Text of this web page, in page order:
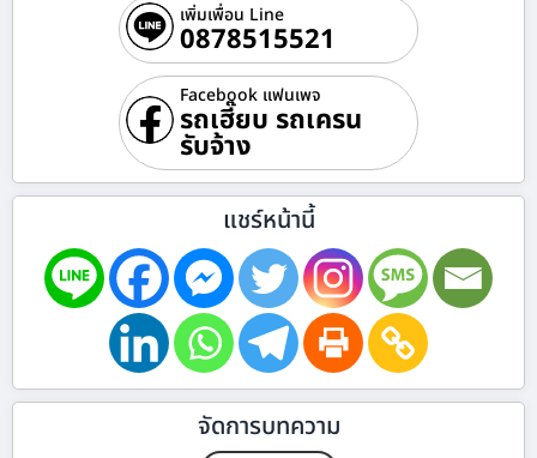
เพิ่มเพื่อน Line
0878515521
Facebook แฟนเพจ
รถเฮี๊ยบ รถเครน
รับจ้าง
แชร์หน้านี้
จัดการบทความ